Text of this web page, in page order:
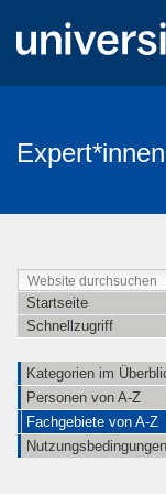
Startseite
Schnellzugriff
Kategorien im
Personen von A-Z
Fachgebiete von A-Z
Nutzungsbedingungen